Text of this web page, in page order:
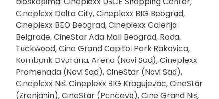
Cineplexx Delta City, Cineplexx BIG Beograd,
Cineplexx BEO Beograd, Cineplexx Galerija
Belgrade, CineStar Ada Mall Beograd, Roda,
Tuckwood, Cine Grand Capitol Park Rakovica,
Kombank Dvorana, Arena (Novi Sad), Cineplexx
Promenada (Novi Sad), CineStar (Novi Sad),
Cineplexx Niš, Cineplexx BIG Kragujevac, CineStar
(Zrenjanin), CineStar (Pančevo), Cine Grand Niš,